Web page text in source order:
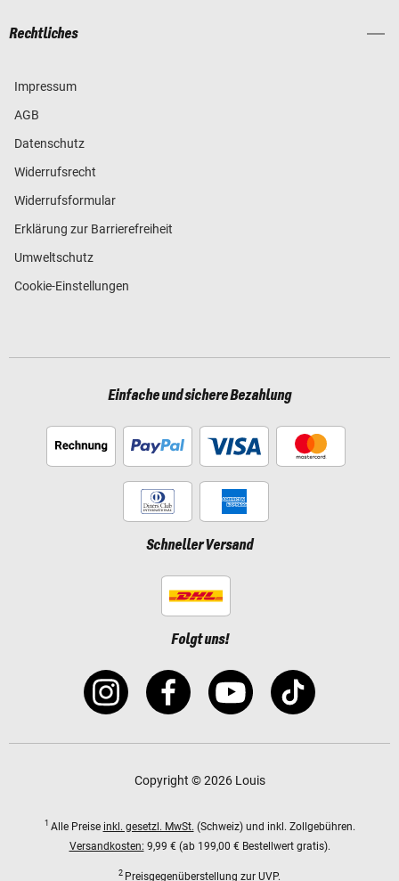
Rechtliches
Impressum
AGB
Datenschutz
Widerrufsrecht
Widerrufsformular
Erklärung zur Barrierefreiheit
Umweltschutz
Cookie-Einstellungen
Einfache und sichere Bezahlung
Schneller Versand
Folgt uns!
Copyright © 2026 Louis
1 Alle Preise inkl. gesetzl. MwSt. (Schweiz) und inkl. Zollgebühren.
Versandkosten: 9,99 € (ab 199,00 € Bestellwert gratis).
2 Preisgegenüberstellung zur UVP.